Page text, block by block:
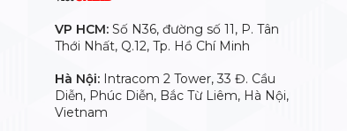
VP HCM: Số N36, đường số 11, P. Tân
Thới Nhất, Q.12, Tp. Hồ Chí Minh
Hà Nội: Intracom 2 Tower, 33 Đ. Cầu
Diễn, Phúc Diễn, Bắc Từ Liêm, Hà Nội,
Vietnam